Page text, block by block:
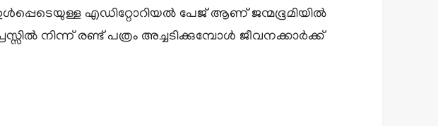
എഡിറ്റോറിയല്‍ പേജ് ആണ് ജന്മഭൂമിയില്‍
നിന്ന് രണ്ട് പത്രം അച്ചടിക്കുമ്പോള്‍ ജീവനക്കാര്‍ക്ക്